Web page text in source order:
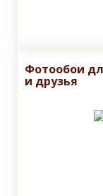
Фотообои
и друзья